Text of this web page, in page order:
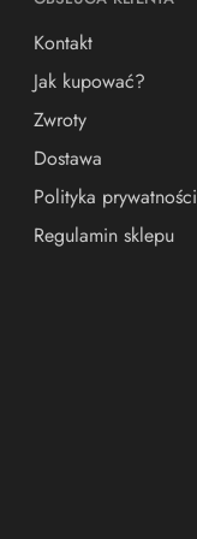
Kontakt
Jak kupować?
Zwroty
Dostawa
Polityka prywatności
Regulamin sklepu